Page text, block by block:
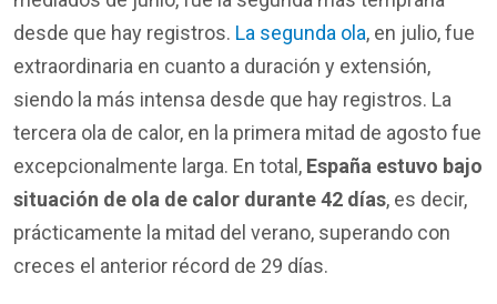
desde que hay registros. La segunda ola, en julio, fue
extraordinaria en cuanto a duración y extensión,
siendo la más intensa desde que hay registros. La
tercera ola de calor, en la primera mitad de agosto fue
excepcionalmente larga. En total, España estuvo bajo
situación de ola de calor durante 42 días, es decir,
prácticamente la mitad del verano, superando con
creces el anterior récord de 29 días.